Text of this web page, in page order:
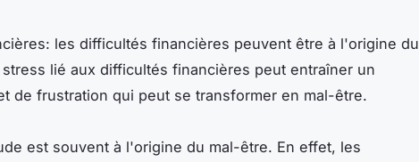
les difficultés financières peuvent être à l'origine du
lié aux difficultés financières peut entraîner un
de frustration qui peut se transformer en mal-être.
est souvent à l'origine du mal-être. En effet, les